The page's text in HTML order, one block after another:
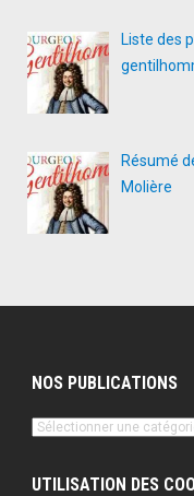
Liste des
Résumé
Molière
NOS PUBLICATIONS
Nos
UTILISATION DES